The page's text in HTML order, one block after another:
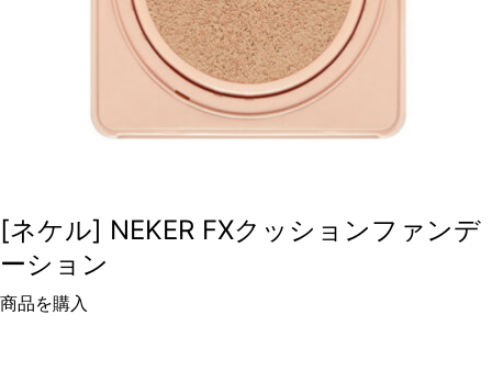
[ネケル] NEKER FXクッションファンデ
ーション
商品を購入